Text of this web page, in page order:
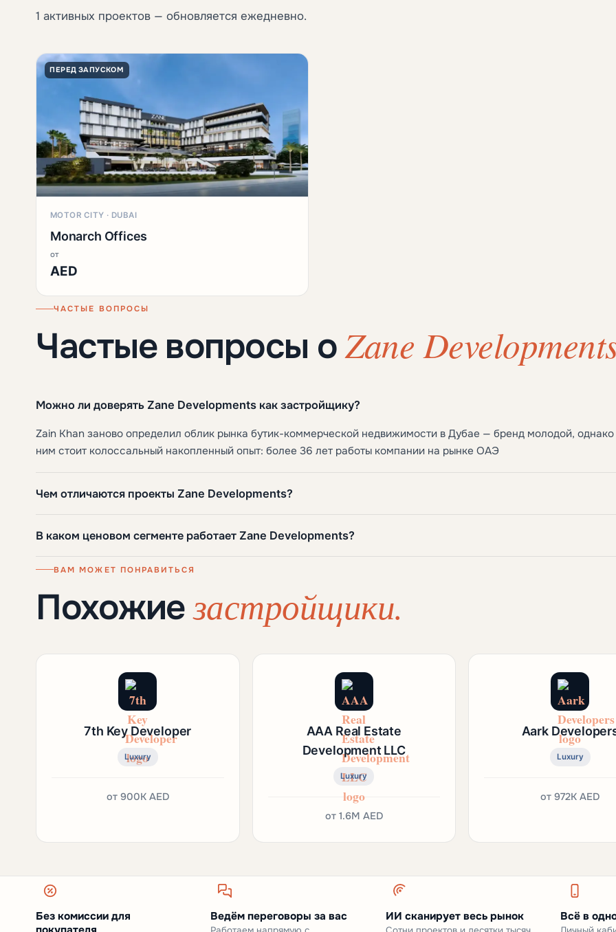
1 активных проектов — обновляется ежедневно.
ПЕРЕД ЗАПУСКОМ
MOTOR CITY · DUBAI
Monarch Offices
от
AED
ЧАСТЫЕ ВОПРОСЫ
Частые вопросы оZane
Можно ли доверять Zane Developments как застройщику?
Zain Khan заново определил облик рынка бутик-коммерческой недвижимости в Дубае — бренд молодой, однако
ним стоит колоссальный накопленный опыт: более 36 лет работы компании на рынке ОАЭ
Чем отличаются проекты Zane Developments?
В каком ценовом сегменте работает Zane Developments?
ВАМ МОЖЕТ ПОНРАВИТЬСЯ
Похожиезастройщики.
7th Key Developer
Luxury
от 900K AED
AAA Real Estate
Development LLC
Luxury
от 1.6M AED
Aark
Luxury
от972K AED
Без комиссии для
Ведём переговоры за вас ИИ сканирует весь рынок Всё в